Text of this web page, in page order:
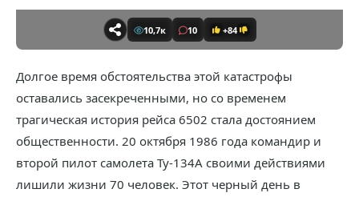
10,7к 10 +84
Долгое время обстоятельства этой катастрофы
оставались засекреченными, но со временем
трагическая история рейса 6502 стала достоянием
общественности. 20 октября 1986 года командир и
второй пилот самолета Ту-134А своими действиями
лишили жизни 70 человек. Этот черный день в